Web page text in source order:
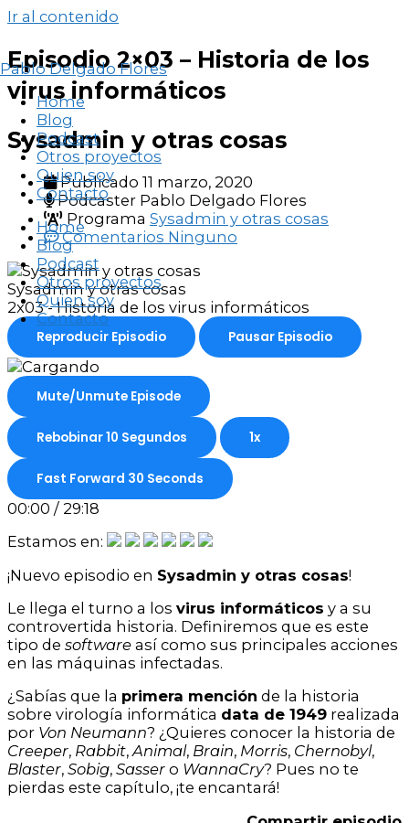
Ir al contenido
Pablo Delgado Flores
Home
Blog
Podcast
Otros proyectos
Quien soy
Contacto
Home
Blog
Podcast
Otros proyectos
Quien soy
Contacto
Episodio 2×03 – Historia de los
virus informáticos
Sysadmin y otras cosas
Publicado 11 marzo, 2020
Podcaster Pablo Delgado Flores
Programa Sysadmin y otras cosas
Comentarios Ninguno
Sysadmin y otras cosas
2x03 - Historia de los virus informáticos
Reproducir Episodio Pausar Episodio
Mute/Unmute Episode
Rebobinar 10 Segundos 1x
Fast Forward 30 Seconds
00:00 / 29:18
Estamos en:
¡Nuevo episodio en Sysadmin y otras cosas!
Le llega el turno a los virus informáticos y a su
controvertida historia. Definiremos que es este
tipo de software así como sus principales acciones
en las máquinas infectadas.
¿Sabías que la primera mención de la historia
sobre virología informática data de 1949 realizada
por Von Neumann? ¿Quieres conocer la historia de
Creeper, Rabbit,Animal, Brain, Morris, Chernobyl,
Blaster, Sobig, Sasser o WannaCry? Pues no te
pierdas este capítulo, ¡te encantará!